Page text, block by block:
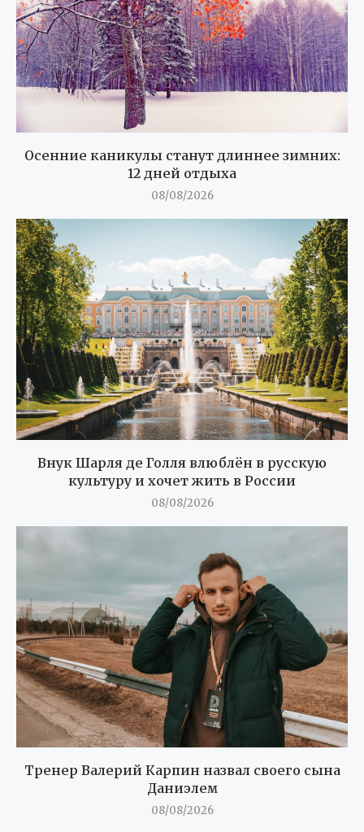
Осенние каникулы станут длиннее зимних:
12 дней отдыха
08/08/2026
Внук Шарля де Голля влюблён в русскую
культуру и хочет жить в России
08/08/2026
Тренер Валерий Карпин назвал своего сына
Даниэлем
08/08/2026